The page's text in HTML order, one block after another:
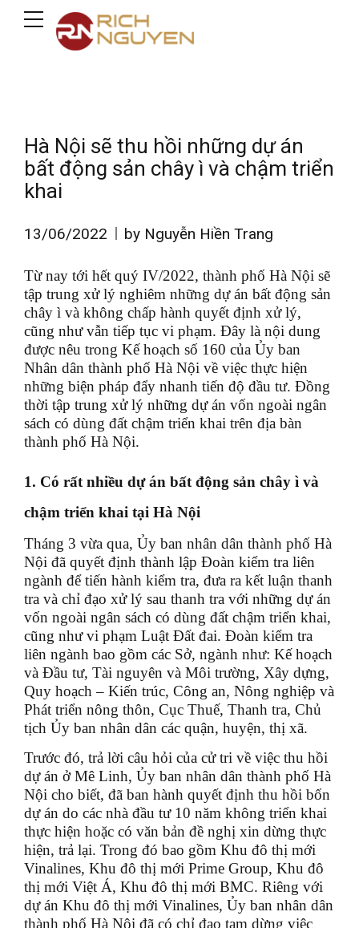
Hà Nội sẽ thu hồi những dự án
bất động sản chây ì và chậm triển
khai
13/06/2022 by Nguyễn Hiền Trang
Từ nay tới hết quý IV/2022, thành phố Hà Nội sẽ
tập trung xử lý nghiêm những dự án bất động sản
chây ì và không chấp hành quyết định xử lý,
cũng như vẫn tiếp tục vi phạm. Đây là nội dung
được nêu trong Kế hoạch số 160 của Ủy ban
Nhân dân thành phố Hà Nội về việc thực hiện
những biện pháp đẩy nhanh tiến độ đầu tư. Đồng
thời tập trung xử lý những dự án vốn ngoài ngân
sách có dùng đất chậm triển khai trên địa bàn
thành phố Hà Nội.
1. Có rất nhiều dự án bất động sản chây ì và
chậm triển khai tại Hà Nội
Tháng 3 vừa qua, Ủy ban nhân dân thành phố Hà
Nội đã quyết định thành lập Đoàn kiểm tra liên
ngành để tiến hành kiểm tra, đưa ra kết luận thanh
tra và chỉ đạo xử lý sau thanh tra với những dự án
vốn ngoài ngân sách có dùng đất chậm triển khai,
cũng như vi phạm Luật Đất đai. Đoàn kiểm tra
liên ngành bao gồm các Sở, ngành như: Kế hoạch
và Đầu tư, Tài nguyên và Môi trường, Xây dựng,
Quy hoạch – Kiến trúc, Công an, Nông nghiệp và
Phát triển nông thôn, Cục Thuế, Thanh tra, Chủ
tịch Ủy ban nhân dân các quận, huyện, thị xã.
Trước đó, trả lời câu hỏi của cử tri về việc thu hồi
dự án ở Mê Linh, Ủy ban nhân dân thành phố Hà
Nội cho biết, đã ban hành quyết định thu hồi bốn
dự án do các nhà đầu tư 10 năm không triển khai
thực hiện hoặc có văn bản đề nghị xin dừng thực
hiện, trả lại. Trong đó bao gồm Khu đô thị mới
Vinalines, Khu đô thị mới Prime Group, Khu đô
thị mới Việt Á, Khu đô thị mới BMC. Riêng với
dự án Khu đô thị mới Vinalines, Ủy ban nhân dân
thành phố Hà Nội đã có chỉ đạo tạm dừng việc